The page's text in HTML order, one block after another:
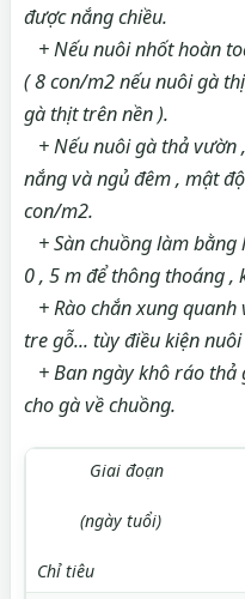
được nắng chiều.
+ Nếu nuôi nhốt hoàn
( 8 con/m2 nếu nuôi gà
gà thịt trên nền ).
+ Nếu nuôi gà thả
nắng và ngủ đêm , mật
con/m2.
+ Sàn chuồng làm
0 , 5 m để thông thoáng ,
+ Rào chắn xung
tre gỗ... tùy điều kiện
+ Ban ngày khô ráo thả
cho gà về chuồng.
Giai đoạn
(ngày tuổi)
Chỉ tiêu